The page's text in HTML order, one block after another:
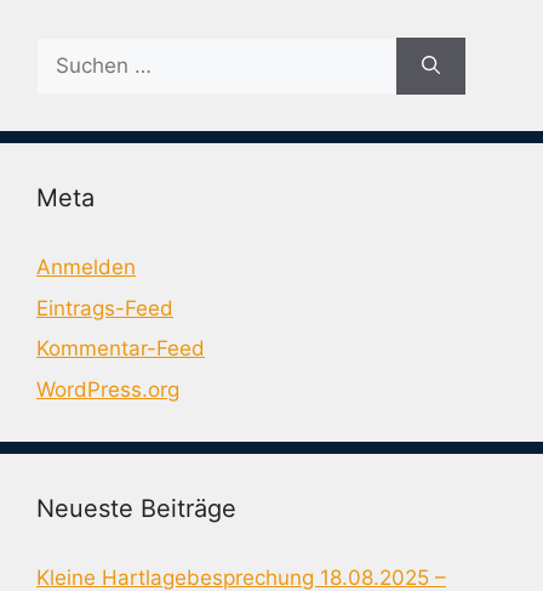
Suche
nach:
Meta
Anmelden
Eintrags-Feed
Kommentar-Feed
WordPress.org
Neueste Beiträge
Kleine Hartlagebesprechung 18.08.2025 –